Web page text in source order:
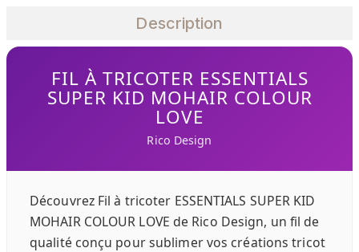
Description
FIL À TRICOTER ESSENTIALS
SUPER KID MOHAIR COLOUR
LOVE
Rico Design
Découvrez Fil à tricoter ESSENTIALS SUPER KID
MOHAIR COLOUR LOVE de Rico Design, un fil de
qualité conçu pour sublimer vos créations tricot